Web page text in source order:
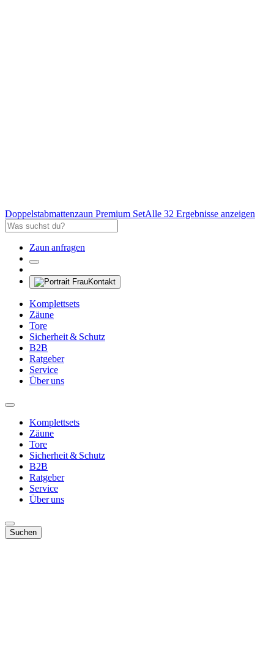
Doppelstabmattenzaun Premium SetAlle 32 Ergebnisse anzeigen
Zaun anfragen
Kontakt
Komplettsets
Zäune
Tore
Sicherheit & Schutz
B2B
Ratgeber
Service
Über uns
Komplettsets
Zäune
Tore
Sicherheit & Schutz
B2B
Ratgeber
Service
Über uns
Suchen